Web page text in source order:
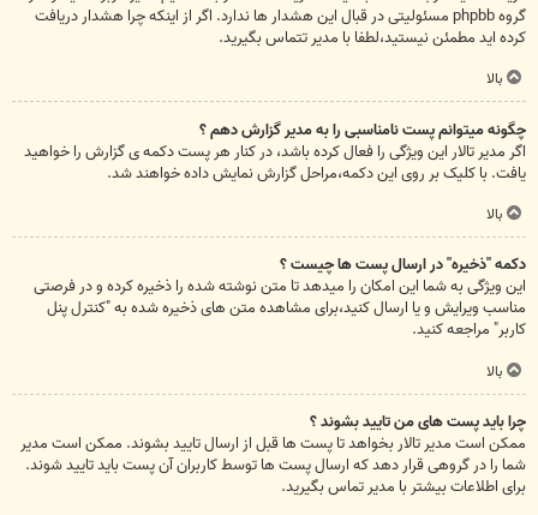
گروه phpbb مسئولیتی در قبال این هشدار ها ندارد. اگر از اینکه چرا هشدار دریافت
کرده اید مطمئن نیستید،لطفا با مدیر تتماس بگیرید.
بالا
چگونه میتوانم پست نامناسبی را به مدیر گزارش دهم ؟
اگر مدیر تالار این ویژگی را فعال کرده باشد، در کنار هر پست دکمه ی گزارش را خواهید
یافت. با کلیک بر روی این دکمه،مراحل گزارش نمایش داده خواهند شد.
بالا
دکمه "ذخیره" در ارسال پست ها چیست ؟
این ویژگی به شما این امکان را میدهد تا متن نوشته شده را ذخیره کرده و در فرصتی
مناسب ویرایش و یا ارسال کنید،برای مشاهده متن های ذخیره شده به "کنترل پنل
کاربر" مراجعه کنید.
بالا
چرا باید پست های من تایید بشوند ؟
ممکن است مدیر تالار بخواهد تا پست ها قبل از ارسال تایید بشوند. ممکن است مدیر
شما را در گروهی قرار دهد که ارسال پست ها توسط کاربران آن پست باید تایید شوند.
برای اطلاعات بیشتر با مدیر تماس بگیرید.